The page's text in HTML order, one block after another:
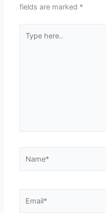
fields are marked *
here..